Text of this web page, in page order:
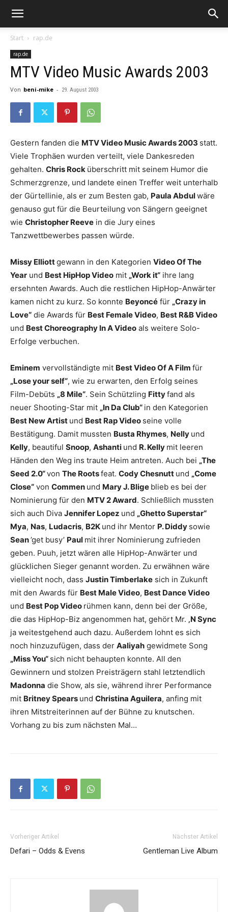
Start rap.de
rap.de
MTV Video Music Awards 2003
Von beni-mike - 29. August 2003
Gestern fanden die MTV Video Music Awards 2003 statt.
Viele Trophäen wurden verteilt, viele Dankesreden
gehalten. Chris Rock überschritt mit seinem Humor die
Schmerzgrenze, und landete einen Treffer weit unterhalb
der Gürtellinie, als er zum Besten gab, Paula Abdulwäre
genauso gut für die Beurteilung von Sängern geeignet
wie Christopher Reeve in die Jury eines
Tanzwettbewerbes passen würde.
Missy Elliottgewann in den Kategorien Video Of The
Year und Best HipHop Video mit „Work it“ ihre lang
ersehnten Awards. Auch die restlichen HipHop-Anwärter
kamen nicht zu kurz. So konnte Beyoncé für „Crazy in
Love“ die Awards für Best Female Video, Best R&B Video
und Best Choreography In A Video als weitere Solo-
Erfolge verbuchen.
Eminem vervollständigte mit Best Video Of A Film für
„Lose your self“, wie zu erwarten, den Erfolg seines
Film-Debüts „8 Mile“. Sein Schützling Fittyfand als
neuer Shooting-Star mit „In Da Club“ in den Kategorien
Best New Artist und Best Rap Video seine volle
Bestätigung. Damit mussten Busta Rhymes, Nelly und
Kelly, beautiful Snoop, Ashanti und R. Kelly mit leeren
Händen den Weg ins traute Heim antreten. Auch bei „The
Seed 2.0“von The Rootsfeat. Cody Chesnutt und „Come
Close“ von Commen und Mary J. Blige blieb es bei der
Nominierung für den MTV 2 Award. Schließlich mussten
sich auch Diva Jennifer Lopez und „Ghetto Superstar“
Mya, Nas, Ludacris, B2K und ihr Mentor P. Diddy sowie
Sean’get busy’ Paul mit ihrer Nominierung zufrieden
geben. Puuh, jetzt wären alle HipHop-Anwärter und
glücklichen Sieger genannt worden. Zu erwähnen wäre
vielleicht noch, dass Justin Timberlake sich in Zukunft
mit den Awards für Best Male Video, Best Dance Video
und Best Pop Video rühmen kann, denn bei der Größe,
die das HipHop-Biz angenommen hat, gehört Mr. ‚N Sync
ja weitestgehend auch dazu. Außerdem lohnt es sich
noch hinzuzufügen, dass der Aaliyah gewidmete Song
„Miss You“ sich nicht behaupten konnte. All den
Gewinnern und stolzen Preisträgern stahl letztendlich
Madonna die Show, als sie, während ihrer Performance
mit Britney Spears und Christina Aguilera, anfing mit
ihren Mitstreiterinnen auf der Bühne zu knutschen.
Vorhang zu bis zum nächsten Mal…
Vorheriger Artikel
Defari – Odds & Evens
Nächster Artikel
Gentleman Live Album